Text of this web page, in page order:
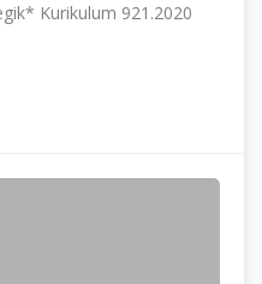
Kurikulum 921.2020